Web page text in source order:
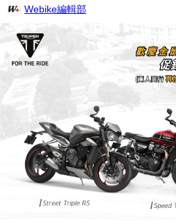
Webike編輯部